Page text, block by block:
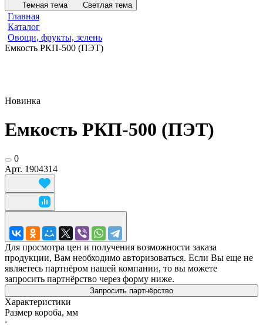
Темная тема Светлая тема
Главная
Каталог
Овощи, фрукты, зелень
Емкость РКП-500 (ПЭТ)
Новинка
Емкость РКП-500 (ПЭТ)
0
Арт. 1904314
Для просмотра цен и получения возможности заказа
продукции, Вам необходимо авторизоваться. Если Вы еще не
являетесь партнёром нашей компании, то вы можете
запросить партнёрство через форму ниже.
Запросить партнёрство
Характеристики
Размер короба, мм
: